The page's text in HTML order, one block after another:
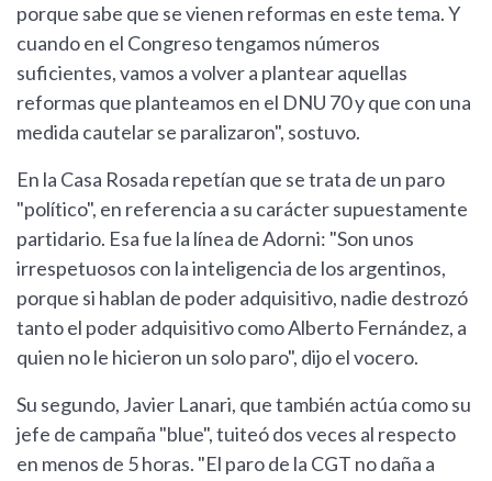
porque sabe que se vienen reformas en este tema. Y
cuando en el Congreso tengamos números
suficientes, vamos a volver a plantear aquellas
reformas que planteamos en el DNU 70 y que con una
medida cautelar se paralizaron", sostuvo.
En la Casa Rosada repetían que se trata de un paro
"político", en referencia a su carácter supuestamente
partidario. Esa fue la línea de Adorni: "Son unos
irrespetuosos con la inteligencia de los argentinos,
porque si hablan de poder adquisitivo, nadie destrozó
tanto el poder adquisitivo como Alberto Fernández, a
quien no le hicieron un solo paro", dijo el vocero.
Su segundo, Javier Lanari, que también actúa como su
jefe de campaña "blue", tuiteó dos veces al respecto
en menos de 5 horas. "El paro de la CGT no daña a